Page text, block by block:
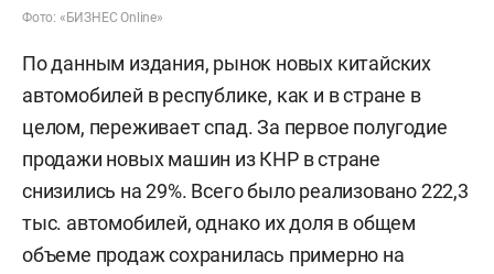
Фото: «БИЗНЕС Online»
По данным издания, рынок новых китайских
автомобилей в республике, как и в стране в
целом, переживает спад. За первое полугодие
продажи новых машин из КНР в стране
снизились на 29%. Всего было реализовано 222,3
тыс. автомобилей, однако их доля в общем
объеме продаж сохранилась примерно на